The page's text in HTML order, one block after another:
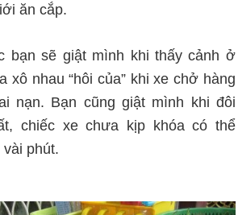
ăn cắp.
bạn sẽ giật mình khi thấy cảnh ở
xô nhau “hôi của” khi xe chở hàng
nạn. Bạn cũng giật mình khi đôi
chiếc xe chưa kịp khóa có thể
phút.